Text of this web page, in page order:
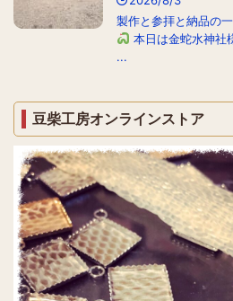
製作と参拝と納品の
本日は金蛇水神社
...
豆柴工房オンラインストア